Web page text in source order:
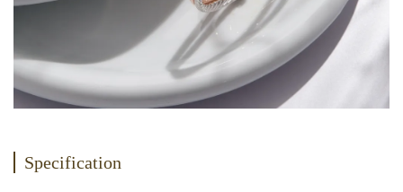
Specification